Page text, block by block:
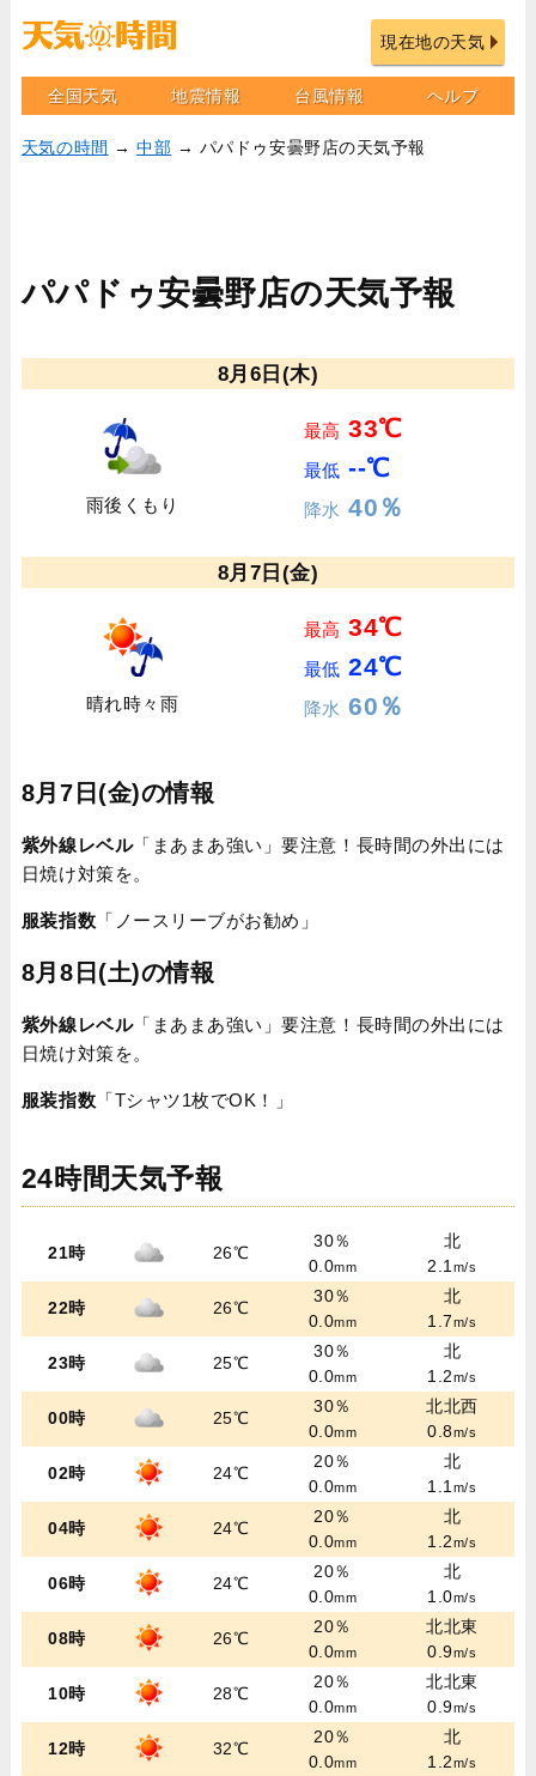
現在地の天気
全国天気 地震情報 台風情報 ヘルプ
天気の時間 →中部 → パパドゥ安曇野店の天気予報
パパドゥ安曇野店の天気予報
8月6日(木)
雨後くもり
最高 33℃
最低 --℃
降水 40％
8月7日(金)
晴れ時々雨
最高 34℃
最低 24℃
降水 60％
8月7日(金)の情報
紫外線レベル「まあまあ強い」要注意！長時間の外出には
日焼け対策を。
服装指数 「ノースリーブがお勧め」
8月8日(土)の情報
紫外線レベル「まあまあ強い」要注意！長時間の外出には
日焼け対策を。
服装指数 「Tシャツ1枚でOK！」
24時間天気予報
21時 26℃
30％
0.0mm
北
2.1m/s
22時 26℃
30％
0.0mm
北
1.7m/s
23時 25℃
30％
0.0mm
北
1.2m/s
00時 25℃
30％
0.0mm
北北西
0.8m/s
02時 24℃
20％
0.0mm
北
1.1m/s
04時 24℃
20％
0.0mm
北
1.2m/s
06時 24℃
20％
0.0mm
北
1.0m/s
08時 26℃
20％
0.0mm
北北東
0.9m/s
10時 28℃
20％
0.0mm
北北東
0.9m/s
12時 32℃
20％
0.0mm
北
1.2m/s